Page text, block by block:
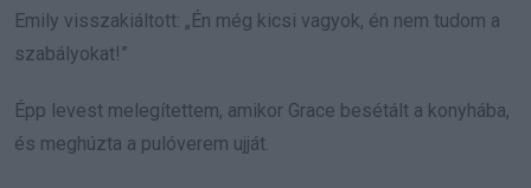
Emily visszakiáltott: „Én még kicsi vagyok, én nem tudom a
szabályokat!”
Épp levest melegítettem, amikor Grace besétált a konyhába,
és meghúzta a pulóverem ujját.